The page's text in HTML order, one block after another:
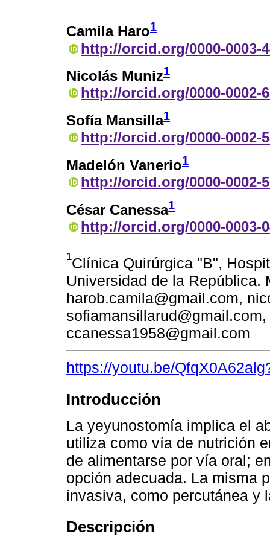
Camila Haro1
http://orcid.org/0000-0003-
Nicolás Muniz1
http://orcid.org/0000-0002-
Sofía Mansilla1
http://orcid.org/0000-0002-
Madelón Vanerio1
http://orcid.org/0000-0002-
César Canessa1
http://orcid.org/0000-0003-
1Clínica Quirúrgica "B",
Universidad de la República.
harob.camila@gmail.com,
ccanessa1958@gmail.com
https://youtu.be/
Introducción
La yeyunostomía implica el
utiliza como vía de nutrición
de alimentarse por vía oral;
opción adecuada. La misma
invasiva, como percutánea y
Descripción